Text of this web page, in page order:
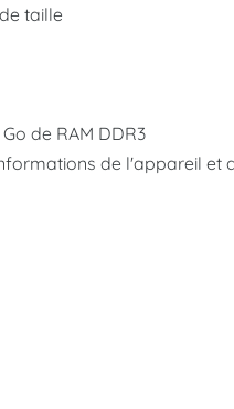
taille
de RAM DDR3
de l'appareil et